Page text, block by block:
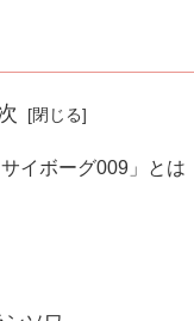
イボーグ009」とは